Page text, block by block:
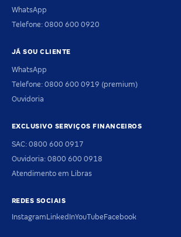
WhatsApp
Telefone: 0800 600 0920
JÁ SOU CLIENTE
WhatsApp
Telefone: 0800 600 0919 (premium)
Ouvidoria
EXCLUSIVO SERVIÇOS FINANCEIROS
SAC: 0800 600 0917
Ouvidoria: 0800 600 0918
Atendimento em Libras
REDES SOCIAIS
InstagramLinkedInYouTubeFacebook